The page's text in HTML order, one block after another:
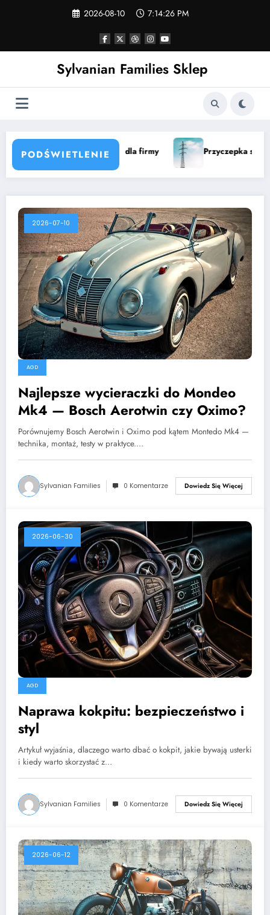
2026-08-10 7:14:27 PM
Sylvanian Families Sklep
PODŚWIETLENIE
Przyczepka samochodowa do remontu z papierami — jak
2026-07-10
AGD
Najlepsze wycieraczki do Mondeo
Mk4 — Bosch Aerotwin czy Oximo?
Porównujemy Bosch Aerotwin i Oximo pod kątem Montedo Mk4 —
technika, montaż, testy w praktyce.…
Sylvanian Families 0 Komentarze Dowiedz Się Więcej
2026-06-30
AGD
Naprawa kokpitu: bezpieczeństwo i
styl
Artykuł wyjaśnia, dlaczego warto dbać o kokpit, jakie bywają usterki
i kiedy warto skorzystać z…
Sylvanian Families 0 Komentarze Dowiedz Się Więcej
2026-06-12